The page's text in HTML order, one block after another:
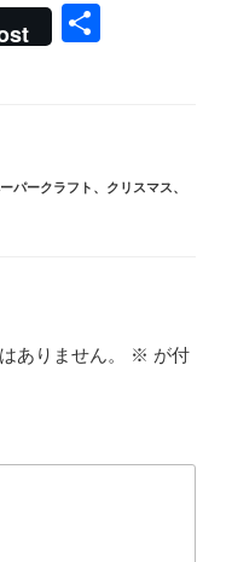
パークラフト 、 クリスマス、
ありません。 ※ が付